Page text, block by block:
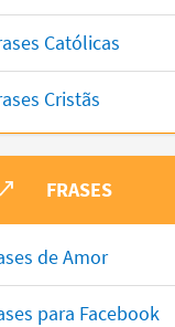
Católicas
Cristãs
FRASES
de Amor
para Facebook